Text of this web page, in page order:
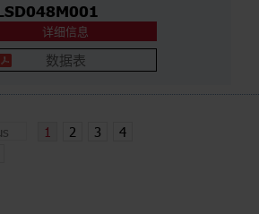
详细信息
数据表
1 2 3
4